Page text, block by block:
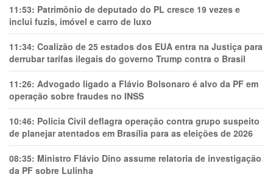
11:53: Patrimônio de deputado do PL cresce 19 vezes e
inclui fuzis, imóvel e carro de luxo
11:34: Coalizão de 25 estados dos EUA entra na Justiça para
derrubar tarifas ilegais do governo Trump contra o Brasil
11:26: Advogado ligado a Flávio Bolsonaro é alvo da PF em
operação sobre fraudes no INSS
10:46: Polícia Civil deflagra operação contra grupo suspeito
de planejar atentados em Brasília para as eleições de 2026
08:35: Ministro Flávio Dino assume relatoria de investigação
da PF sobre Lulinha